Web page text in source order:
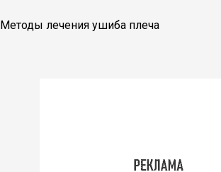
Методы лечения ушиба плеча